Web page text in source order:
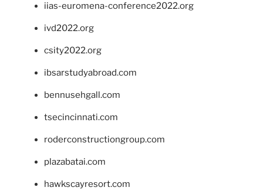
iias-euromena-conference2022.org
ivd2022.org
csity2022.org
ibsarstudyabroad.com
bennusehgall.com
tsecincinnati.com
roderconstructiongroup.com
plazabatai.com
hawkscayresort.com